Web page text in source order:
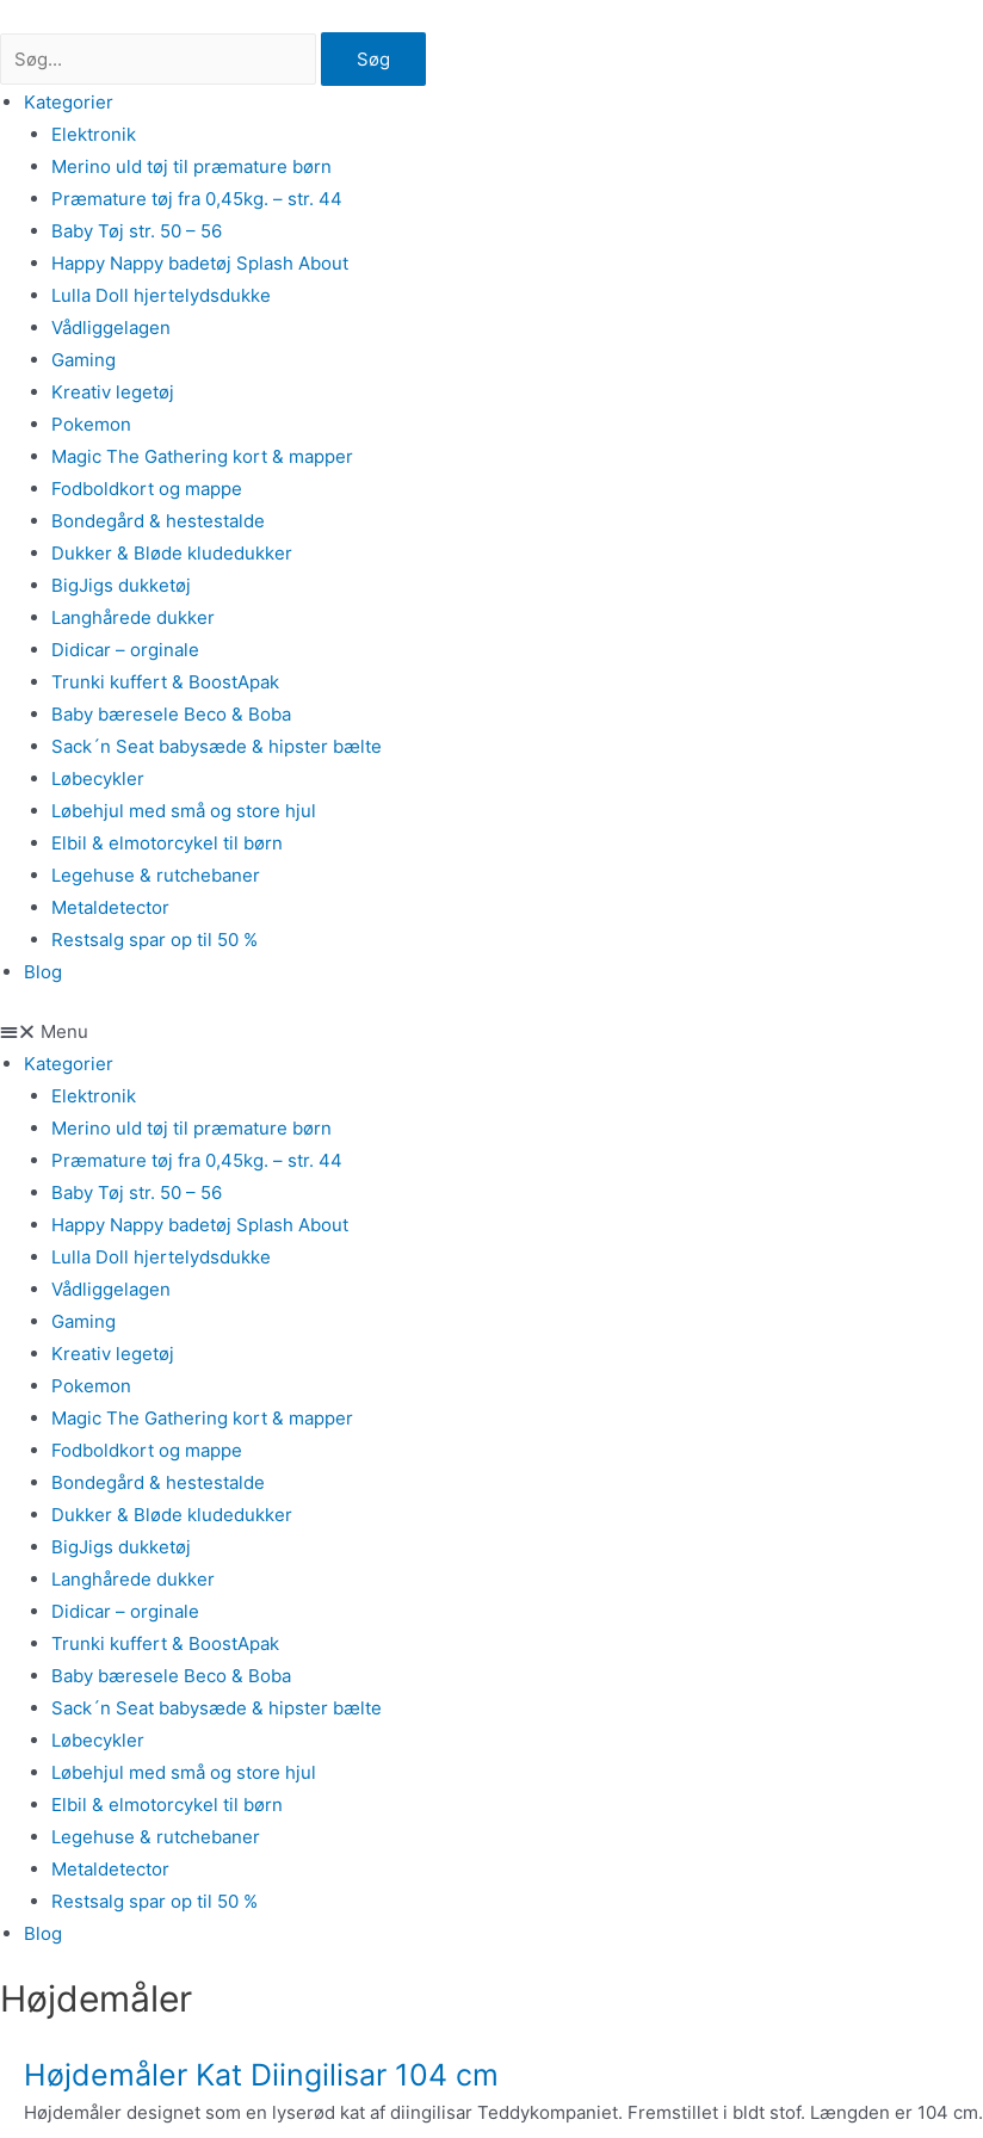
Søg
Kategorier
Elektronik
Merino uld tøj til præmature børn
Præmature tøj fra 0,45kg. – str. 44
Baby Tøj str. 50 – 56
Happy Nappy badetøj Splash About
Lulla Doll hjertelydsdukke
Vådliggelagen
Gaming
Kreativ legetøj
Pokemon
Magic The Gathering kort & mapper
Fodboldkort og mappe
Bondegård & hestestalde
Dukker & Bløde kludedukker
BigJigs dukketøj
Langhårede dukker
Didicar – orginale
Trunki kuffert & BoostApak
Baby bæresele Beco & Boba
Sack´n Seat babysæde & hipster bælte
Løbecykler
Løbehjul med små og store hjul
Elbil & elmotorcykel til børn
Legehuse & rutchebaner
Metaldetector
Restsalg spar op til 50 %
Blog
Menu
Kategorier
Elektronik
Merino uld tøj til præmature børn
Præmature tøj fra 0,45kg. – str. 44
Baby Tøj str. 50 – 56
Happy Nappy badetøj Splash About
Lulla Doll hjertelydsdukke
Vådliggelagen
Gaming
Kreativ legetøj
Pokemon
Magic The Gathering kort & mapper
Fodboldkort og mappe
Bondegård & hestestalde
Dukker & Bløde kludedukker
BigJigs dukketøj
Langhårede dukker
Didicar – orginale
Trunki kuffert & BoostApak
Baby bæresele Beco & Boba
Sack´n Seat babysæde & hipster bælte
Løbecykler
Løbehjul med små og store hjul
Elbil & elmotorcykel til børn
Legehuse & rutchebaner
Metaldetector
Restsalg spar op til 50 %
Blog
Højdemåler
Højdemåler Kat Diingilisar 104 cm
Højdemåler designet som en lyserød kat af diingilisar Teddykompaniet. Fremstillet i bldt stof. Længden er 104 cm.